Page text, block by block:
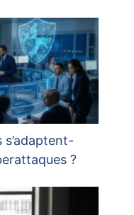
?